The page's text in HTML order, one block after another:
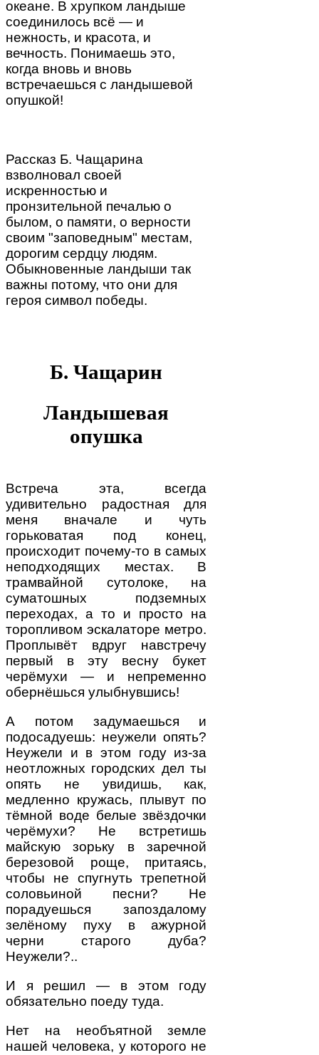
океане. В хрупком ландыше
соединилось всё — и
нежность, и красота, и
вечность. Понимаешь это,
когда вновь и вновь
встречаешься с ландышевой
опушкой!
Рассказ Б. Чащарина
взволновал своей
искренностью и
пронзительной печалью о
былом, о памяти, о верности
своим "заповедным" местам,
дорогим сердцу людям.
Обыкновенные ландыши так
важны потому, что они для
героя символ победы.
Б. Чащарин
Ландышевая
опушка
Встреча эта, всегда
удивительно радостная для
меня вначале и чуть
горьковатая под конец,
происходит почему-то в самых
неподходящих местах. В
трамвайной сутолоке, на
суматошных подземных
переходах, а то и просто на
торопливом эскалаторе метро.
Проплывёт вдруг навстречу
первый в эту весну букет
черёмухи — и непременно
обернёшься улыбнувшись!
А потом задумаешься и
подосадуешь: неужели опять?
Неужели и в этом году из-за
неотложных городских дел ты
опять не увидишь, как,
медленно кружась, плывут по
тёмной воде белые звёздочки
черёмухи? Не встретишь
майскую зорьку в заречной
березовой роще, притаясь,
чтобы не спугнуть трепетной
соловьиной песни? Не
порадуешься запоздалому
зелёному пуху в ажурной
черни старого дуба?
Неужели?..
И я решил — в этом году
обязательно поеду туда.
Нет на необъятной земле
нашей человека, у которого не